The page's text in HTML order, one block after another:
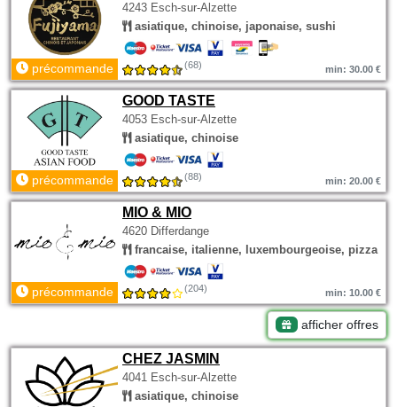
4243 Esch-sur-Alzette
asiatique, chinoise, japonaise, sushi
précommande (68) min: 30.00 €
GOOD TASTE
4053 Esch-sur-Alzette
asiatique, chinoise
précommande (88) min: 20.00 €
MIO & MIO
4620 Differdange
francaise, italienne, luxembourgeoise, pizza
précommande (204) min: 10.00 €
afficher offres
CHEZ JASMIN
4041 Esch-sur-Alzette
asiatique, chinoise